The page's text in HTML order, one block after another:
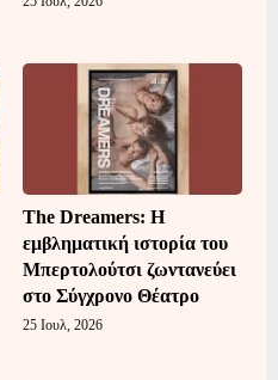
The Dreamers: Η
εμβληματική ιστορία του
Μπερτολούτσι ζωντανεύει
στο Σύγχρονο Θέατρο
25 Ιουλ, 2026